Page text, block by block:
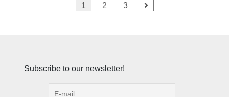
1 2 3
Subscribe to our newsletter!